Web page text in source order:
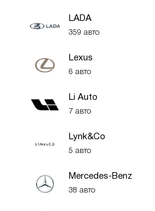
LADA
359 авто
Lexus
6 авто
Li Auto
7 авто
Lynk&Co
5 авто
Mercedes-Benz
38 авто